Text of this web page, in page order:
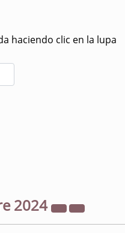
haciendo clic en la lupa
2024